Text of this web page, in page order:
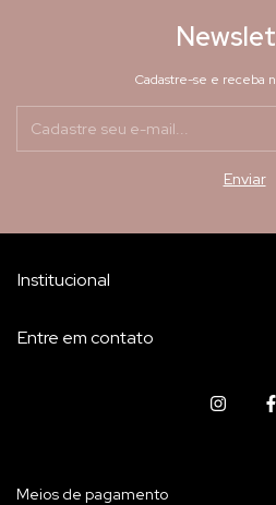
Cadastre-se e receba
Institucional
Entre em contato
Meios de pagamento